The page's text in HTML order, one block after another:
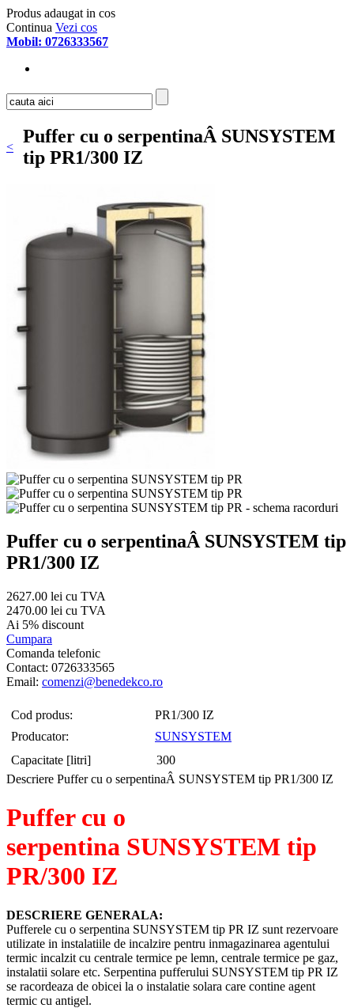
Produs adaugat in cos
Continua Vezi cos
Mobil: 0726333567
<
Puffer cu o serpentinaÂ SUNSYSTEM
tip PR1/300 IZ
Puffer cu o serpentinaÂ SUNSYSTEM tip
PR1/300 IZ
2627.00 lei cu TVA
2470.00 lei cu TVA
Ai 5% discount
Cumpara
Comanda telefonic
Contact: 0726333565
Email: comenzi@benedekco.ro
Cod produs:
PR1/300 IZ
Producator:
SUNSYSTEM
Capacitate [litri]
300
Descriere Puffer cu o serpentinaÂ SUNSYSTEM tip PR1/300 IZ
Puffer cu o
serpentina SUNSYSTEM tip
PR/300 IZ
DESCRIERE GENERALA:
Pufferele cu o serpentina SUNSYSTEM tip PR IZ sunt rezervoare
utilizate in instalatiile de incalzire pentru inmagazinarea agentului
termic incalzit cu centrale termice pe lemn, centrale termice pe gaz,
instalatii solare etc. Serpentina pufferului SUNSYSTEM tip PR IZ
se racordeaza de obicei la o instalatie solara care contine agent
termic cu antigel.